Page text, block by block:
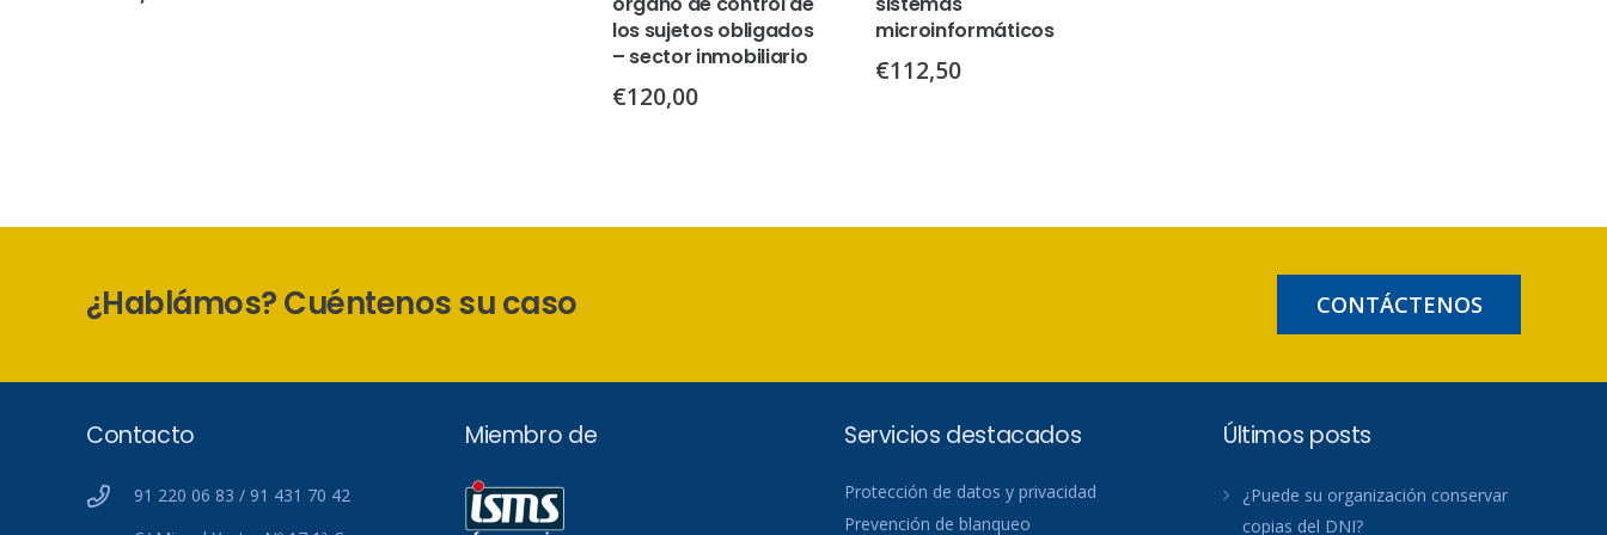
los sujetos obligados
– sector inmobiliario
€120,00
microinformáticos
€112,50
¿Hablámos? Cuéntenos su caso CONTÁCTENOS
Contacto
91 220 06 83 / 91 431 70 42
Miembro de Servicios destacados
Protección de datos y privacidad
Prevención de blanqueo
Últimos posts
¿Puede su organización conservar
copias del DNI?